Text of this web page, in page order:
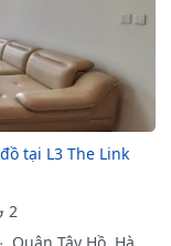
tại L3 The Link
2